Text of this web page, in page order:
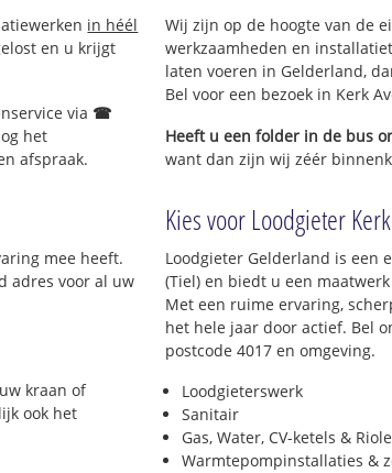
in héél
en u krijgt
via ☎
het
afspraak.
mee heeft.
adres voor al uw
kraan of
ook het
Wij zijn op de hoogte van de
werkzaamheden en
laten voeren in Gelderland,
Bel voor een bezoek in Kerk
Heeft u een folder in de bus
want dan zijn wij zéér
Kies voor Loodgieter
Loodgieter Gelderland is een
(Tiel) en biedt u een
Met een ruime ervaring,
het hele jaar door actief. Bel
postcode 4017 en omgeving.
Loodgieterswerk
Sanitair
Gas, Water, CV-ketels &
Warmtepompinstallaties &